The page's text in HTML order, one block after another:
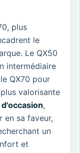
plus
le
Le QX50
intermédiaire
QX70 pour
valorisante
,
en sa faveur,
un
et